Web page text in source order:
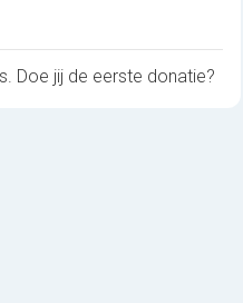
Doe jij de eerste donatie?